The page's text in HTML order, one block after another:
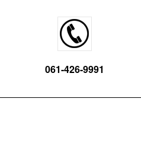
061-426-9991